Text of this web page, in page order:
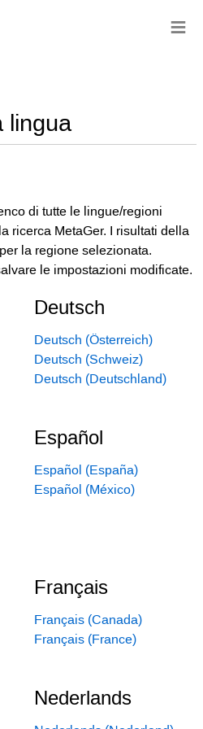
lingua
di tutte le lingue/regioni
ricerca MetaGer. I risultati della
la regione selezionata.
le impostazioni modificate.
Deutsch
Deutsch (Österreich)
Deutsch (Schweiz)
Deutsch (Deutschland)
Español
Español (España)
Español (México)
Français
Français (Canada)
Français (France)
Nederlands
≡